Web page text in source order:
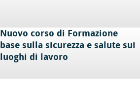
Nuovo corso di Formazione
base sulla sicurezza e salute sui
luoghi di lavoro